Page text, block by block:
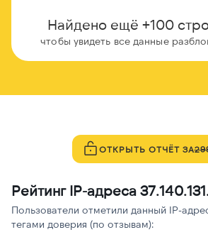
Найдено ещё +100
чтобы увидеть все данные
ОТКРЫТЬ ОТЧЁТ ЗА
Рейтинг IP-адреса
Пользователи отметили данный IP-
тегами доверия (по отзывам):